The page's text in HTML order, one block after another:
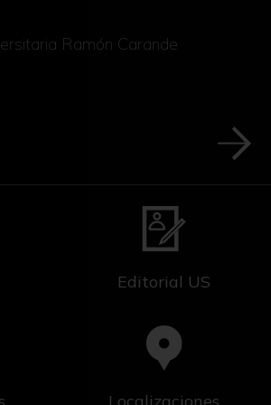
como piezas artísticas de gran
a sus formas y la suavidad
ofrecían a los usuarios una
y táctil, como parte del
debía asegurar unas paredes
en la tabaquera, uno de los
de estas piezas tuvo su
durante el siglo XVIII,
la producción se especializó
por las tabaqueras de
realizaban también en vidrio y
Ramón Carande
Editorial US
Localizaciones